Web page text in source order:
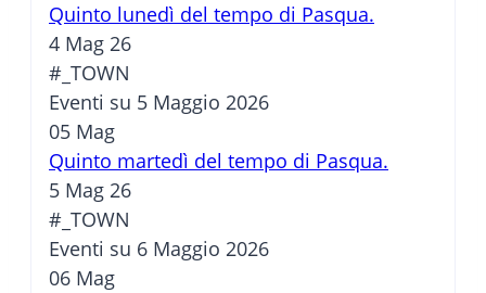
Quinto lunedì del tempo di Pasqua.
4 Mag 26
#_TOWN
Eventi su 5 Maggio 2026
05 Mag
Quinto martedì del tempo di Pasqua.
5 Mag 26
#_TOWN
Eventi su 6 Maggio 2026
06 Mag